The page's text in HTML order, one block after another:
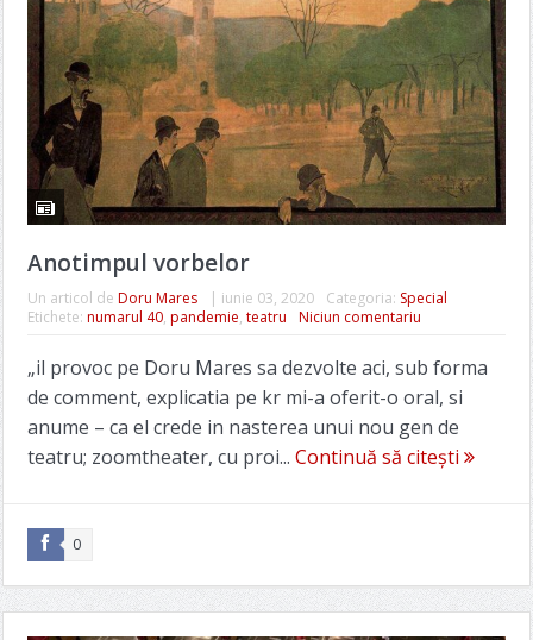
Anotimpul vorbelor
Un articol de Doru Mares | iunie 03, 2020 Categoria: Special
Etichete: numarul 40, pandemie, teatru Niciun comentariu
„il provoc pe Doru Mares sa dezvolte aci, sub forma
de comment, explicatia pe kr mi-a oferit-o oral, si
anume – ca el crede in nasterea unui nou gen de
teatru; zoomtheater, cu proi... Continuă să citești
0